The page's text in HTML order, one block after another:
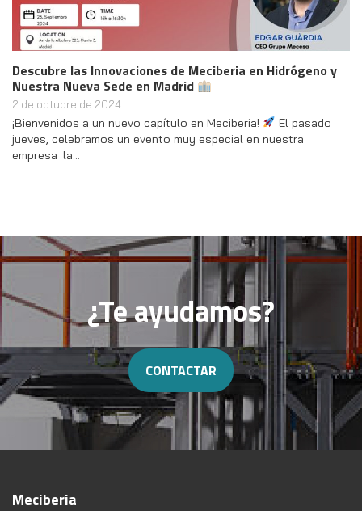
Descubre las Innovaciones de Meciberia en Hidrógeno y
Nuestra Nueva Sede en Madrid
2 de octubre de 2024
¡Bienvenidos a un nuevo capítulo en Meciberia!
El pasado
jueves, celebramos un evento muy especial en nuestra
empresa: la…
¿Te ayudamos?
CONTACTAR
Meciberia